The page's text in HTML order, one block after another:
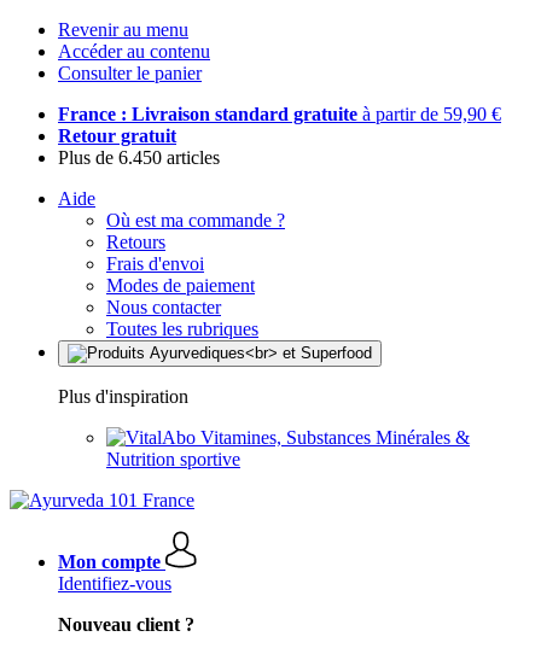
Revenir au menu
Accéder au contenu
Consulter le panier
France : Livraison standard gratuite à partir de 59,90 €
Retour gratuit
Plus de 6.450 articles
Aide
Où est ma commande ?
Retours
Frais d'envoi
Modes de paiement
Nous contacter
Toutes les rubriques
Plus d'inspiration
Vitamines, Substances Minérales &
Nutrition sportive
Mon compte
Identifiez-vous
Nouveau client ?